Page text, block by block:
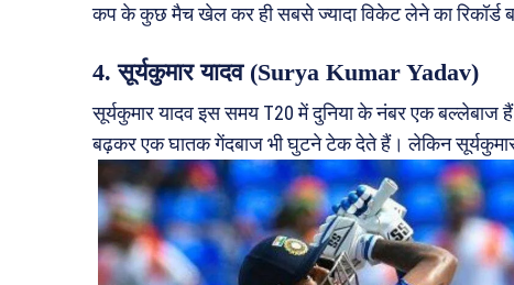
कप के कुछ मैच खेल कर ही सबसे ज्यादा विकेट लेने का रिकॉर्ड
4. सूर्यकुमार यादव (Surya Kumar Yadav)
सूर्यकुमार यादव इस समय T20 में दुनिया के नंबर एक बल्लेबाज
बढ़कर एक घातक गेंदबाज भी घुटने टेक देते हैं। लेकिन सूर्यकुमार